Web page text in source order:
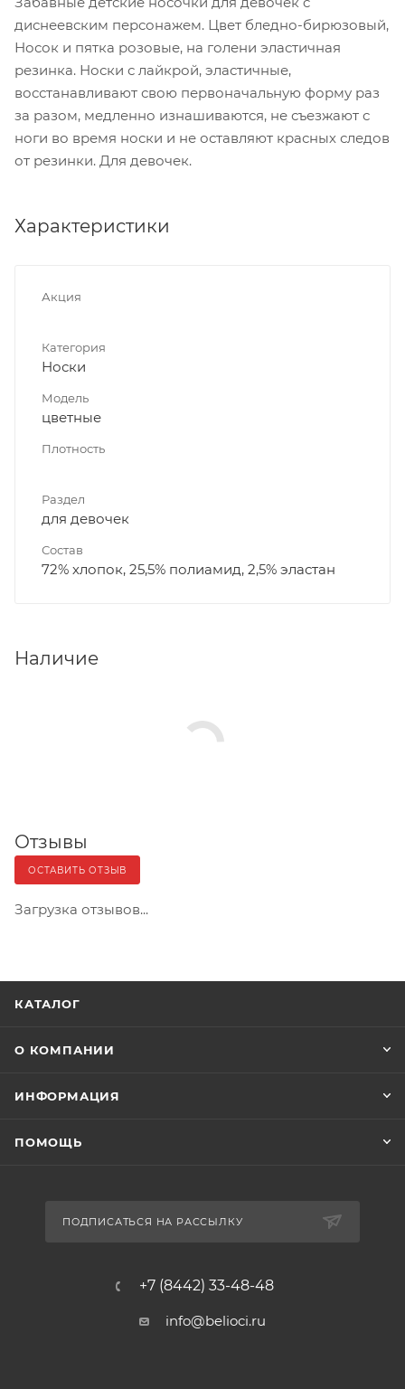
диснеевским персонажем. Цвет бледно-бирюзовый,
Носок и пятка розовые, на голени эластичная
резинка. Носки с лайкрой, эластичные,
восстанавливают свою первоначальную форму раз
за разом, медленно изнашиваются, не съезжают с
ноги во время носки и не оставляют красных следов
от резинки. Для девочек.
Характеристики
Акция
Категория
Носки
Модель
цветные
Плотность
Раздел
для девочек
Состав
72% хлопок, 25,5% полиамид, 2,5% эластан
Наличие
Отзывы
ОСТАВИТЬ ОТЗЫВ
Загрузка отзывов...
КАТАЛОГ
О КОМПАНИИ
ИНФОРМАЦИЯ
ПОМОЩЬ
ПОДПИСАТЬСЯ НА РАССЫЛКУ
+7 (8442) 33-48-48
info@belioci.ru